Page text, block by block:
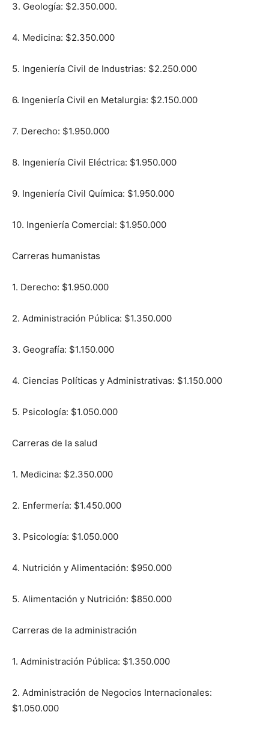
3. Geología: $2.350.000.
4. Medicina: $2.350.000
5. Ingeniería Civil de Industrias: $2.250.000
6. Ingeniería Civil en Metalurgia: $2.150.000
7. Derecho: $1.950.000
8. Ingeniería Civil Eléctrica: $1.950.000
9. Ingeniería Civil Química: $1.950.000
10. Ingeniería Comercial: $1.950.000
Carreras humanistas
1. Derecho: $1.950.000
2. Administración Pública: $1.350.000
3. Geografía: $1.150.000
4. Ciencias Políticas y Administrativas: $1.150.000
5. Psicología: $1.050.000
Carreras de la salud
1. Medicina: $2.350.000
2. Enfermería: $1.450.000
3. Psicología: $1.050.000
4. Nutrición y Alimentación: $950.000
5. Alimentación y Nutrición: $850.000
Carreras de la administración
1. Administración Pública: $1.350.000
2. Administración de Negocios Internacionales:
$1.050.000